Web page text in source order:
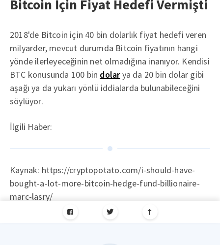
Bitcoin İçin Fiyat Hedefi Vermişti
2018'de Bitcoin için 40 bin dolarlık fiyat hedefi veren
milyarder, mevcut durumda Bitcoin fiyatının hangi
yönde ilerleyeceğinin net olmadığına inanıyor. Kendisi
BTC konusunda 100 bin dolarya da 20 bin dolar gibi
aşağı ya da yukarı yönlü iddialarda bulunabileceğini
söylüyor.
İlgili Haber:
Kaynak: https://cryptopotato.com/i-should-have-
bought-a-lot-more-bitcoin-hedge-fund-billionaire-
marc-lasry/